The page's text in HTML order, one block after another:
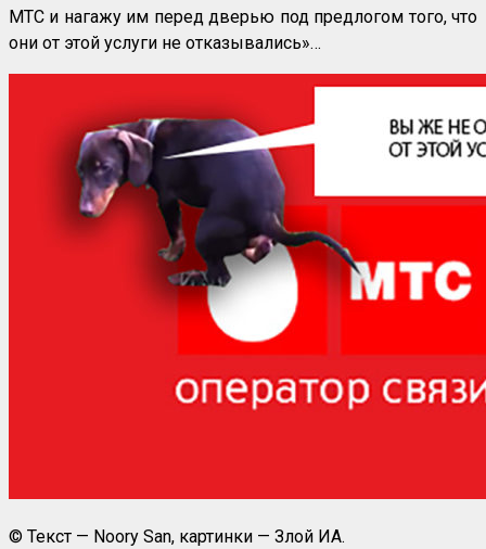
МТС и нагажу им перед дверью под предлогом того, что
они от этой услуги не отказывались»…
© Текст — Noory San, картинки — Злой ИА.